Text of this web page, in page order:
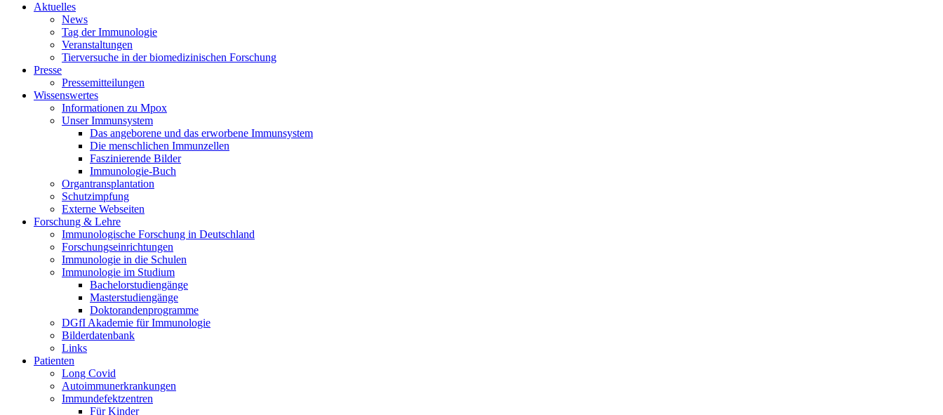
Aktuelles
News
Tag der Immunologie
Veranstaltungen
Tierversuche in der biomedizinischen Forschung
Presse
Pressemitteilungen
Wissenswertes
Informationen zu Mpox
Unser Immunsystem
Das angeborene und das erworbene Immunsystem
Die menschlichen Immunzellen
Faszinierende Bilder
Immunologie-Buch
Organtransplantation
Schutzimpfung
Externe Webseiten
Forschung & Lehre
Immunologische Forschung in Deutschland
Forschungseinrichtungen
Immunologie in die Schulen
Immunologie im Studium
Bachelorstudiengänge
Masterstudiengänge
Doktorandenprogramme
DGfI Akademie für Immunologie
Bilderdatenbank
Links
Patienten
Long Covid
Autoimmunerkrankungen
Immundefektzentren
Für Kinder